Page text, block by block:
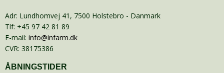
Adr: Lundhomvej 41 , 7500 Holstebro - Danmark
Tlf: +45 97 42 81 89
E-mail: info@infarm.dk
CVR: 38175386
ÅBNINGSTIDER